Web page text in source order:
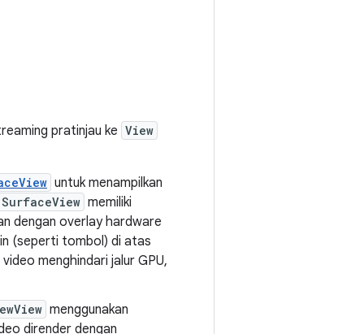
pratinjau ke View
untuk menampilkan
SurfaceView memiliki
dengan overlay hardware
(seperti tombol) di atas
menghindari jalur GPU,
menggunakan
dirender dengan